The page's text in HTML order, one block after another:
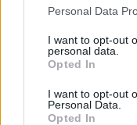
Please note that this
not limited to your
grant or deny
use your data for
consent section.
Personal Data
I want to opt-out
personal data.
Opted In
I want to opt-out
Personal Data.
Opted In